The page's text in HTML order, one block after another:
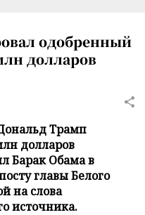
одобренный
долларов
Трамп
долларов
Барак Обама в
главы Белого
на слова
источника.